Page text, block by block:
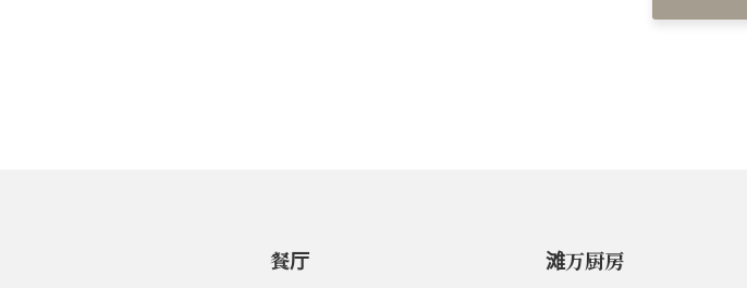
餐厅 滩万厨房